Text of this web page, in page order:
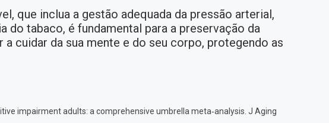
que inclua a gestão adequada da pressão arterial,
tabaco, é fundamental para a preservação da
cuidar da sua mente e do seu corpo, protegendo as
impairment adults: a comprehensive umbrella meta‐analysis. J Aging